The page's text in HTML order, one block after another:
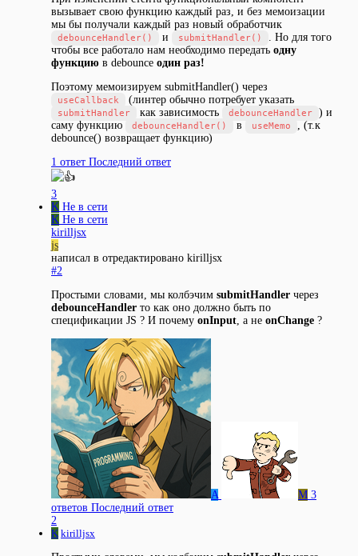
вызывает свою функцию каждый раз, и без мемоизации
мы бы получали каждый раз новый обработчик
debounceHandler() и submitHandler()
. Но для того
чтобы все работало нам необходимо передать одну
функцию в debounce один раз!
Поэтому мемоизируем submitHandler() через
useCallback (линтер обычно потребует указать
submitHandler как зависимость debounceHandler
) и
саму функцию
debounceHandler() в useMemo
, (т.к
debounce() возвращает функцию)
1 ответ Последний ответ
3
K Не в сети
K Не в сети
kirilljsx
js
написал в отредактировано kirilljsx
#2
Простыми словами, мы колбэчим submitHandler через
debounceHandler то как оно должно быть по
спецификации JS ? И почему onInput, а не onChange ?
A M 3
ответов Последний ответ
2
K kirilljsx